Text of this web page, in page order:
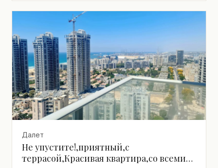
Далет
Не упустите!,приятный,с
террасой,Красивая квартира,со всеми